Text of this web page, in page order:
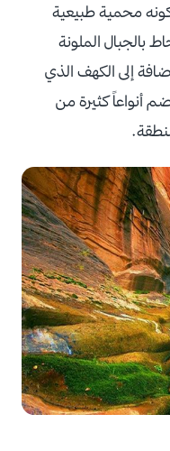
محمية طبيعية
بالجبال الملونة
إلى الكهف الذي
متراً، حيث يضم أنواعاً كثيرة من